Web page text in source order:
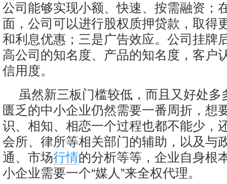
公司能够实现小额、快速、按需融资；
面，公司可以进行股权质押贷款，取得
和利息优惠；三是广告效应。公司挂牌
高公司的知名度、产品的知名度，客户
信用度。
虽然新三板门槛较低，而且又好处多
匮乏的中小企业仍然需要一番周折，想
识、相知、相恋一个过程也都不能少，
会所、律所等相关部门的辅助，以及与
通、市场行情的分析等等，企业自身根
小企业需要一个“媒人”来全权代理。